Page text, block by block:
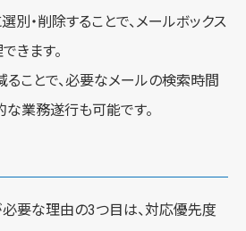
別・削除することで、メールボックス
きます。
ることで、必要なメールの検索時間
な業務遂行も可能です。
要な理由の3つ目は、対応優先度